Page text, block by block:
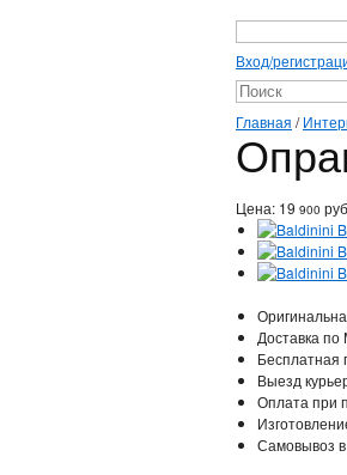
Вход/
Главная /
Цена: 19 900
Доставка по
Бесплатная
Выезд
Оплата при
Самовывоз